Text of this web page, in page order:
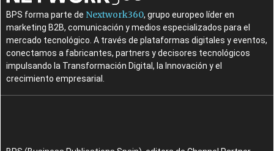
BPS forma parte de Nextwork360, grupo europeo líder en
marketing B2B, comunicación y medios especializados para el
mercado tecnológico. A través de plataformas digitales y eventos,
conectamos a fabricantes, partners y decisores tecnológicos
impulsando la Transformación Digital, la Innovación y el
crecimiento empresarial.